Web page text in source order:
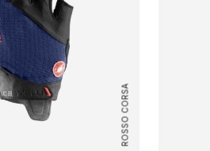
ROSSO CORSA